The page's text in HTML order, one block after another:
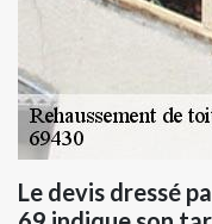
Le devis dressé